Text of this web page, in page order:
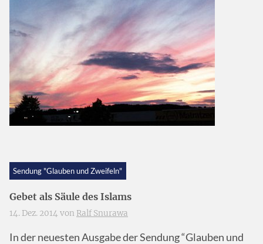
Sendung "Glauben und Zweifeln"
Gebet als Säule des Islams
14. Dez. 2014 von Ralf Snurawa
In der neuesten Ausgabe der Sendung “Glauben und